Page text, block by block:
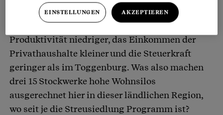
Nirgends im Kanton St. Gallen gibt es heute
weniger Arbeitsplätze pro Kopf, ist die
Produktivität niedriger, das Einkommen der
Privathaushalte kleiner und die Steuerkraft
geringer als im Toggenburg. Was also machen
drei 15 Stockwerke hohe Wohnsilos
ausgerechnet hier in dieser ländlichen Region,
wo seit je die Streusiedlung Programm ist?
EINSTELLUNGEN AKZEPTIEREN